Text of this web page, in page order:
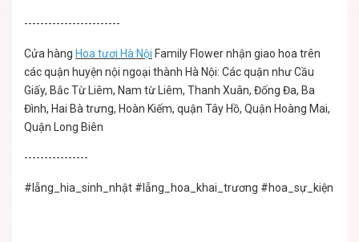
------------------------
Cửa hàng Hoa tươi Hà Nội Family Flower nhận giao hoa trên
các quận huyện nội ngoại thành Hà Nội: Các quận như Cầu
Giấy, Bắc Từ Liêm, Nam từ Liêm, Thanh Xuân, Đống Đa, Ba
Đình, Hai Bà trưng, Hoàn Kiếm, quận Tây Hồ, Quận Hoàng Mai,
Quận Long Biên
----------------
#lẵng_hia_sinh_nhật #lẵng_hoa_khai_trương #hoa_sự_kiện